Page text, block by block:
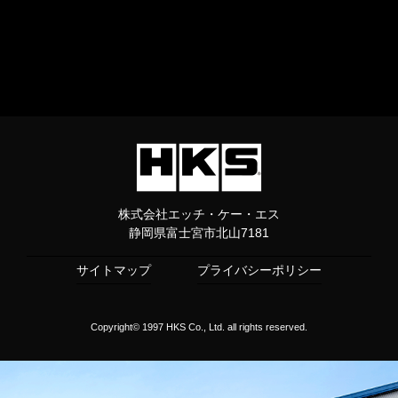
株式会社エッチ・ケー・エス
静岡県富士宮市北山7181
サイトマップ プライバシーポリシー
Copyright© 1997 HKS Co., Ltd. all rights reserved.